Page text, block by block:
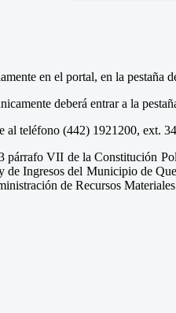
en el portal, en la pestaña
deberá entrar a la
al teléfono (442) 1921200, ext.
VII de la Constitución
de Ingresos del Municipio de
de Recursos